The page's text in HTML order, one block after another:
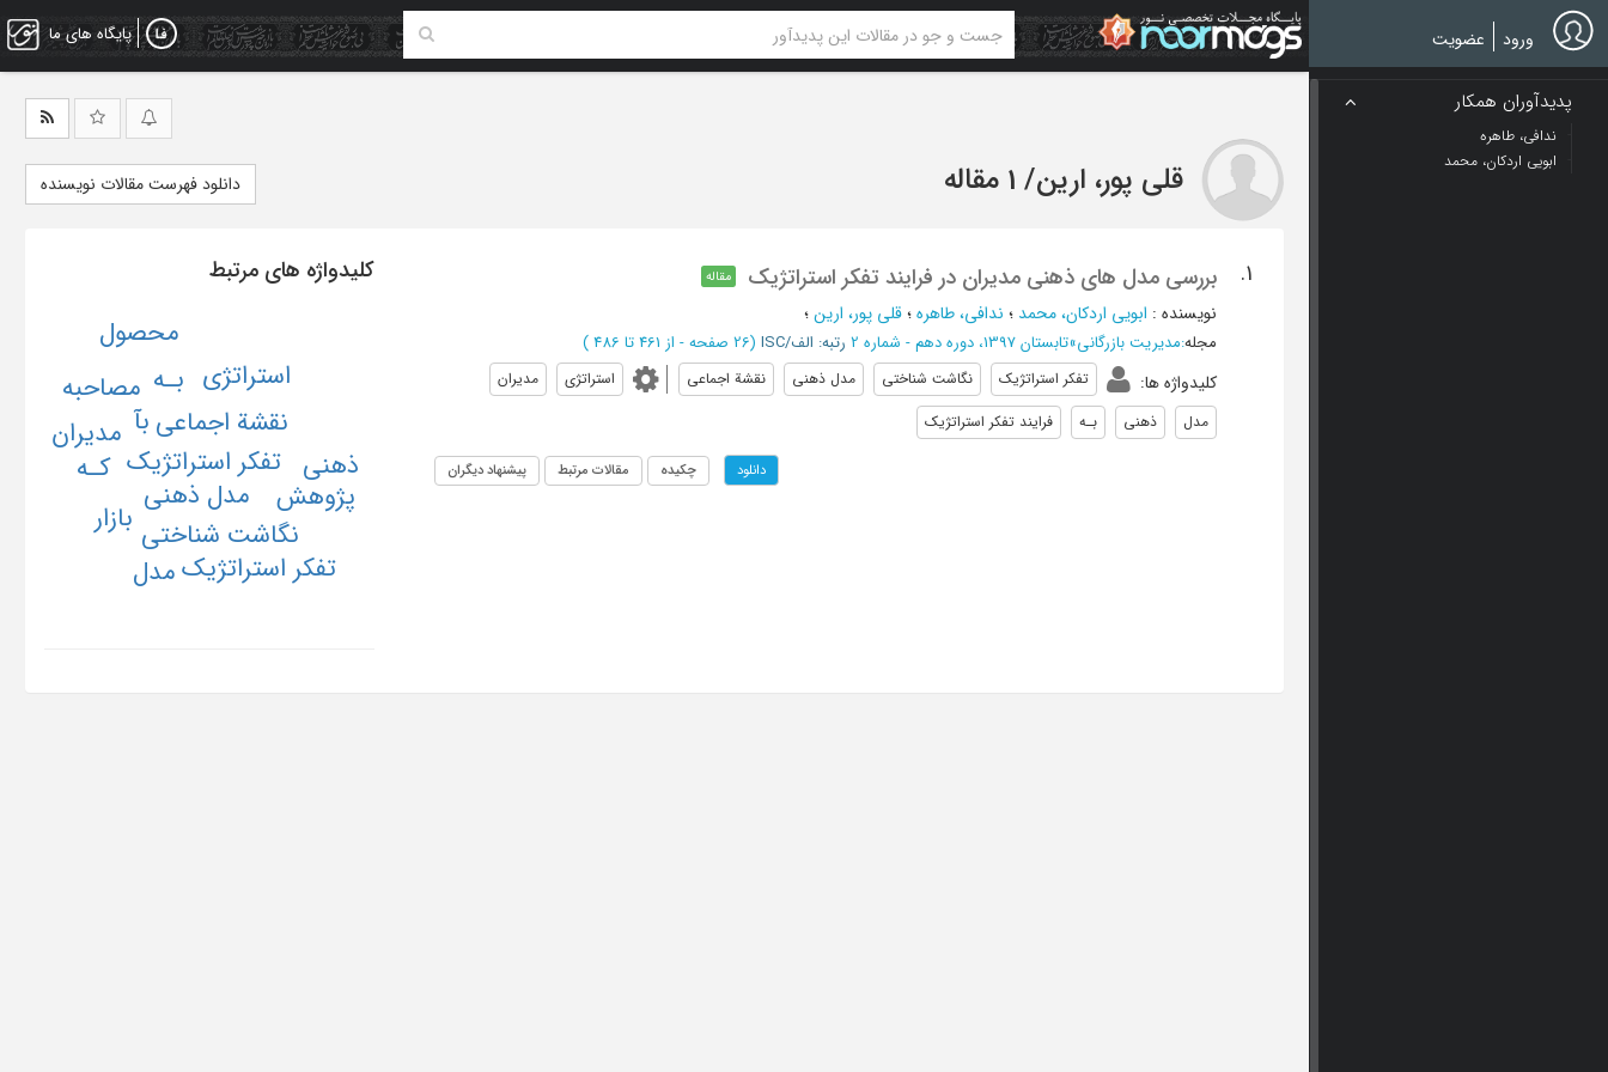
Skip
to
main
پایگاه های ما ورود عضویت
پدیدآوران همکار
ندافی، طاهره
ابویی اردکان، محمد
قلی پور، ارین/ 1 مقاله دانلود فهرست مقالات نویسنده
1. بررسی مدل های ذهنی مدیران در فرایند تفکر استراتژیک مقاله
نویسنده : ابویی اردکان، محمد ؛ ندافی، طاهره؛قلی پور، ارین؛
مجله:مدیریت بازرگانی»تابستان 1397، دوره دهم - شماره 2 رتبه: الف/ISC (‎26 صفحه - از 461 تا 486 )
کلیدواژه ها: تفکر استراتژیک نگاشت شناختی مدل ذهنی نقشة اجماعی استراتژی
مدیران
مدل
ذهنی بـه فرایند تفکر استراتژیک
دانلود چکیده مقالات مرتبط پیشنهاد دیگران
کلیدواژه های مرتبط
تفکر استراتژیک
مدل ذهنی
نقشة اجماعی
نگاشت شناختی
استراتژی
بآ
بازار
بـه
پژوهش
تفکر استراتژیک
ذهنی
محصول
مدل
مدیران
مصاحبه
کـه